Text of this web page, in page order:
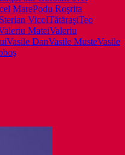
MarePodu Roşrita
Sterian VicolTătăraşiTeo
MateiValeriu
Vasile DanVasile MusteVasile